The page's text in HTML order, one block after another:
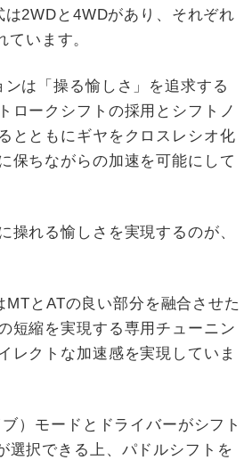
2WDと4WDがあり、それぞれ
います。
は「操る愉しさ」を追求する
ロークシフトの採用とシフトノ
とともにギヤをクロスレシオ化
保ちながらの加速を可能にして
操れる愉しさを実現するのが、
とATの良い部分を融合させた
短縮を実現する専用チューニン
レクトな加速感を実現していま
）モードとドライバーがシフト
選択できる上、パドルシフトを